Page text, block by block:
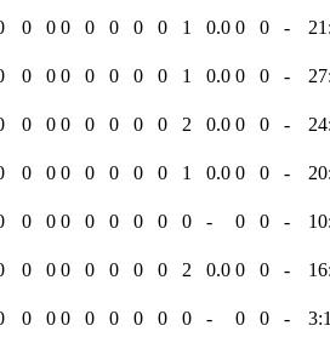
0 0 0 0 0 0 0 1 0.0 0 0 -
0 0 0 0 0 0 0 1 0.0 0 0 -
0 0 0 0 0 0 0 2 0.0 0 0 -
0 0 0 0 0 0 0 1 0.0 0 0 -
0 0 0 0 0 0 0 0 - 0 0 -
0 0 0 0 0 0 0 2 0.0 0 0 -
0 0 0 0 0 0 0 0 - 0 0 -